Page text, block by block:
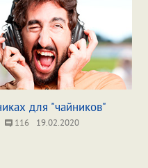
для "чайников"
116 19.02.2020